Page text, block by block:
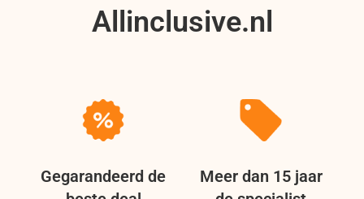
Allinclusive.nl
Gegarandeerd de
Meer dan 15 jaar